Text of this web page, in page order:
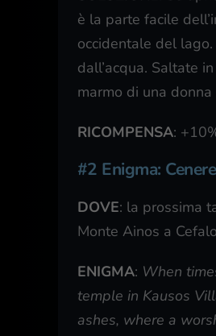
è la parte facile
occidentale del
dall’acqua. Saltate
marmo di una
RICOMPENSA:
#2 Enigma:
DOVE: la prossima
Monte Ainos a
ENIGMA: When
temple in Kausos
ashes, where a